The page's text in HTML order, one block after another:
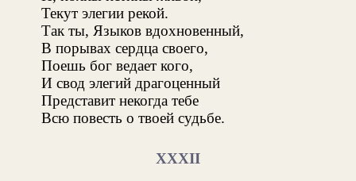
Текут элегии рекой.
Так ты, Языков вдохновенный,
В порывах сердца своего,
Поешь бог ведает кого,
И свод элегий драгоценный
Представит некогда тебе
Всю повесть о твоей судьбе.
XXXII